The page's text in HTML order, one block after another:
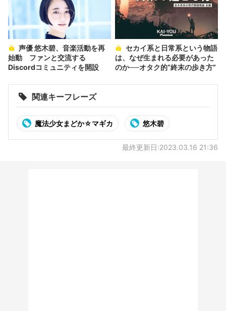
始動 ファンと交流する
Discordコミュニティを開設
は、なぜ生まれる必要があった
のか──オタク的“終末の歩き方”
関連キーフレーズ
魔法少女まどか☆マギカ 悠木碧
最終更新日:2023.03.16 21:36